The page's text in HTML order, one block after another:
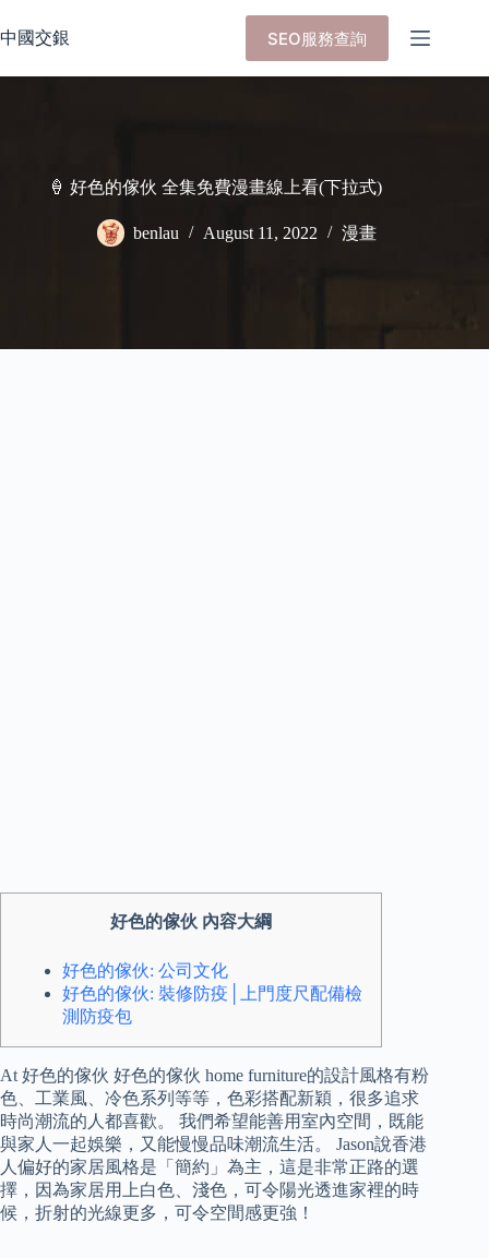
to
content
中國交銀 SEO服務查詢
🍦 好色的傢伙 全集免費漫畫線上看(下拉式)
benlau August 11, 2022 漫畫
好色的傢伙 內容大綱
好色的傢伙: 公司文化
好色的傢伙: 裝修防疫│上門度尺配備檢
測防疫包
At 好色的傢伙 好色的傢伙 home furniture的設計風格有粉
色、工業風、冷色系列等等，色彩搭配新穎，很多追求
時尚潮流的人都喜歡。 我們希望能善用室內空間，既能
與家人一起娛樂，又能慢慢品味潮流生活。 Jason說香港
人偏好的家居風格是「簡約」為主，這是非常正路的選
擇，因為家居用上白色、淺色，可令陽光透進家裡的時
候，折射的光線更多，可令空間感更強！